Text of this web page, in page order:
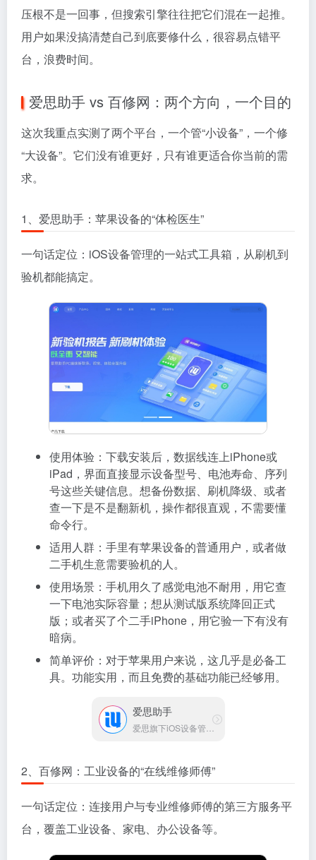
压根不是一回事，但搜索引擎往往把它们混在一起推。
用户如果没搞清楚自己到底要修什么，很容易点错平
台，浪费时间。
爱思助手 vs 百修网：两个方向，一个目的
这次我重点实测了两个平台，一个管“小设备”，一个修
“大设备”。它们没有谁更好，只有谁更适合你当前的需
求。
1、爱思助手：苹果设备的“体检医生”
一句话定位：iOS设备管理的一站式工具箱，从刷机到
验机都能搞定。
使用体验：下载安装后，数据线连上iPhone或
iPad，界面直接显示设备型号、电池寿命、序列
号这些关键信息。想备份数据、刷机降级、或者
查一下是不是翻新机，操作都很直观，不需要懂
命令行。
适用人群：手里有苹果设备的普通用户，或者做
二手机生意需要验机的人。
使用场景：手机用久了感觉电池不耐用，用它查
一下电池实际容量；想从测试版系统降回正式
版；或者买了个二手iPhone，用它验一下有没有
暗病。
简单评价：对于苹果用户来说，这几乎是必备工
具。功能实用，而且免费的基础功能已经够用。
爱思助手
2、百修网：工业设备的“在线维修师傅”
一句话定位：连接用户与专业维修师傅的第三方服务平
台，覆盖工业设备、家电、办公设备等。